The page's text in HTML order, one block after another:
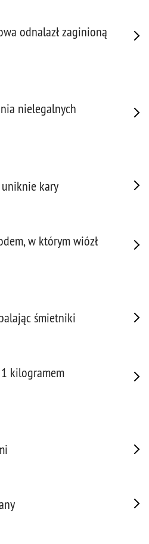
odnalazł zaginioną
nielegalnych
kary
w którym wiózł
śmietniki
kilogramem